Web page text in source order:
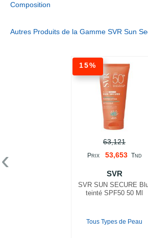
Composition
Autres Produits de la Gamme SVR Sun
15%
63,121
PRIX 53,653 TND
SVR
SVR SUN SECURE
teinté SPF50 50 Ml
Tous Types de Peau
‹